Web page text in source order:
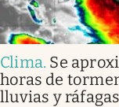
Clima. Se
horas de
lluvias y